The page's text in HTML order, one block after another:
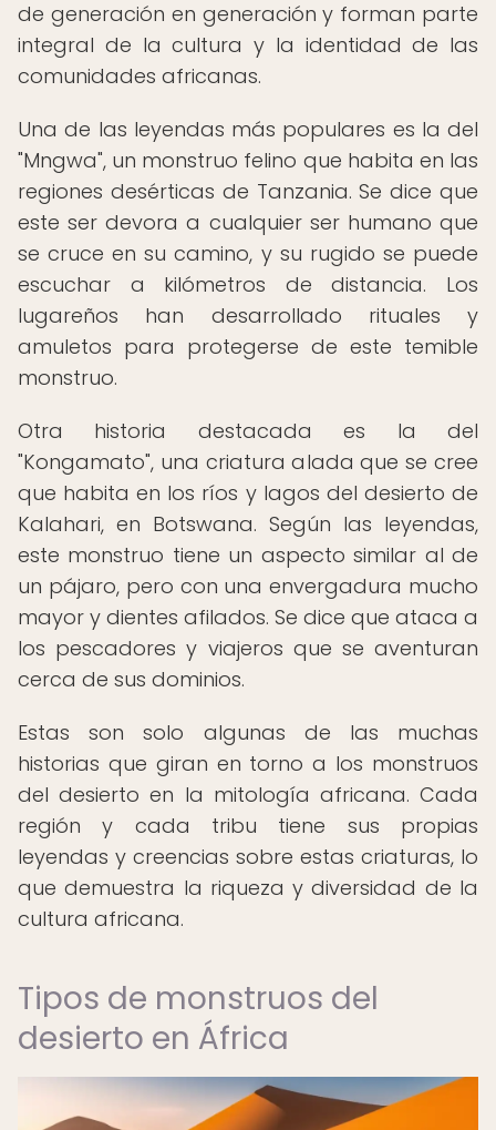
de generación en generación y forman parte
integral de la cultura y la identidad de las
comunidades africanas.
Una de las leyendas más populares es la del
"Mngwa", un monstruo felino que habita en las
regiones desérticas de Tanzania. Se dice que
este ser devora a cualquier ser humano que
se cruce en su camino, y su rugido se puede
escuchar a kilómetros de distancia. Los
lugareños han desarrollado rituales y
amuletos para protegerse de este temible
monstruo.
Otra historia destacada es la del
"Kongamato", una criatura alada que se cree
que habita en los ríos y lagos del desierto de
Kalahari, en Botswana. Según las leyendas,
este monstruo tiene un aspecto similar al de
un pájaro, pero con una envergadura mucho
mayor y dientes afilados. Se dice que ataca a
los pescadores y viajeros que se aventuran
cerca de sus dominios.
Estas son solo algunas de las muchas
historias que giran en torno a los monstruos
del desierto en la mitología africana. Cada
región y cada tribu tiene sus propias
leyendas y creencias sobre estas criaturas, lo
que demuestra la riqueza y diversidad de la
cultura africana.
Tipos de monstruos del
desierto en África